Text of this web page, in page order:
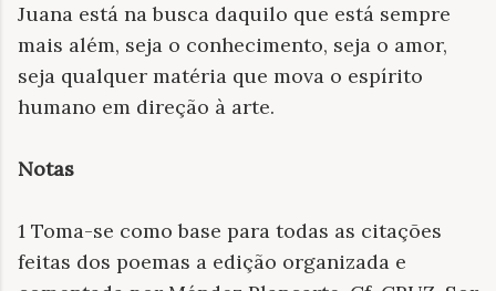
Juana está na busca daquilo que está sempre
mais além, seja o conhecimento, seja o amor,
seja qualquer matéria que mova o espírito
humano em direção à arte.
Notas
1 Toma-se como base para todas as citações
feitas dos poemas a edição organizada e